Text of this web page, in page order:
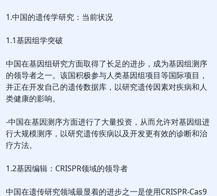
1.中国的遗传学研究：当前状况
1.1基因组学突破
中国在基因组研究方面取得了长足的进步，成为基因组测序
的领导者之一。该国积极参与人类基因组项目等国际项目，
并正在开发自己的遗传数据库，以研究遗传因素对疾病和人
类健康的影响。
-中国在基因测序方面进行了大量投资，从而允许对基因组进
行大规模测序，以研究遗传疾病以及开发更有效的诊断和治
疗方法。
1.2基因编辑：CRISPR领域的领导者
中国在遗传研究领域最显着的进步之一是使用CRISPR-Cas9